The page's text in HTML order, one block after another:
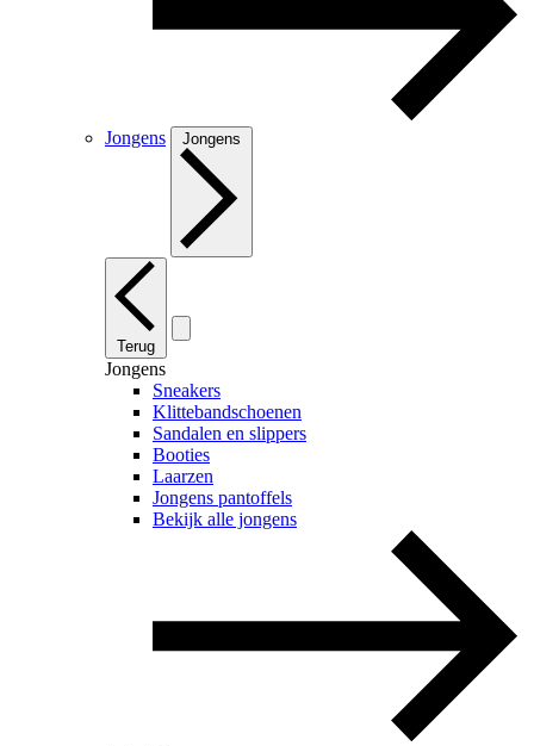
Jongens Jongens
Terug
Jongens
Sneakers
Klittebandschoenen
Sandalen en slippers
Booties
Laarzen
Jongens pantoffels
Bekijk alle jongens